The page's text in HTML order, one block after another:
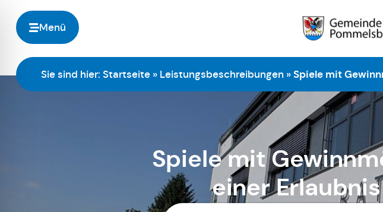
Menü
Zur Startseite
Sie sind hier: Startseite » Leistungsbeschreibungen »Spiele mit
Spiele mit
einer